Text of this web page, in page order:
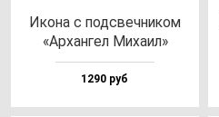
Ико­на с под­свеч­ни­ком
«Архан­гел Миха­ил»
1290 руб